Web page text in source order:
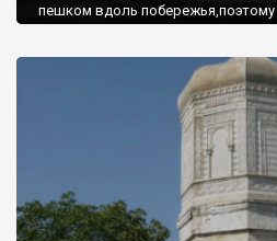
пешком вдоль